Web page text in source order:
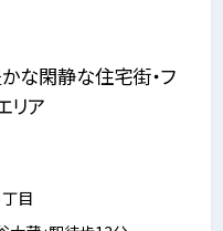
閑静な住宅街・フ
エリア
目